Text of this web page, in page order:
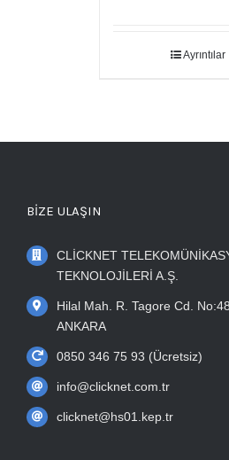
Ayrıntılar
BİZE ULAŞIN
CLİCKNET
TEKNOLOJİLERİ A.Ş.
Hilal Mah. R. Tagore Cd.
ANKARA
0850 346 75 93 (Ücretsiz)
info@clicknet.com.tr
clicknet@hs01.kep.tr